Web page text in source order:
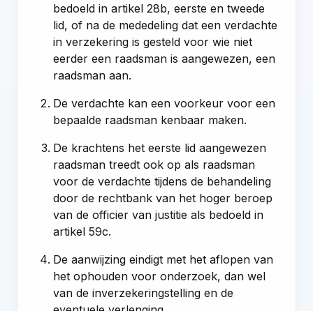
bedoeld inartikel 28b, eerste en tweede
lid, of na de mededeling dat een verdachte
in verzekering is gesteld voor wie niet
eerder een raadsman is aangewezen, een
raadsman aan.
De verdachte kan een voorkeur voor een
bepaalde raadsman kenbaar maken.
De krachtens het eerste lid aangewezen
raadsman treedt ook op als raadsman
voor de verdachte tijdens de behandeling
door de rechtbank van het hoger beroep
van de officier van justitie als bedoeld in
artikel 59c.
De aanwijzing eindigt met het aflopen van
het ophouden voor onderzoek, dan wel
van de inverzekeringstelling en de